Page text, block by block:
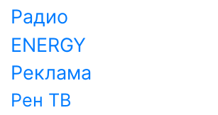
Радио
ENERGY
Реклама
Рен ТВ